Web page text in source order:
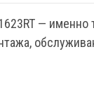
— именно